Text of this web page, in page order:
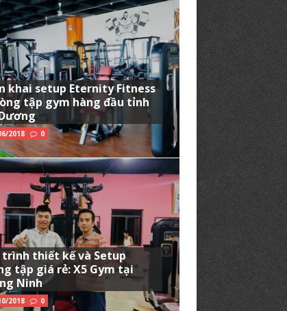
khai setup Eternity Fitness
tập gym hàng đầu tỉnh
2018 0
trình thiết kế và Setup
tập giá rẻ: X5 Gym tại
Ninh
2018 0